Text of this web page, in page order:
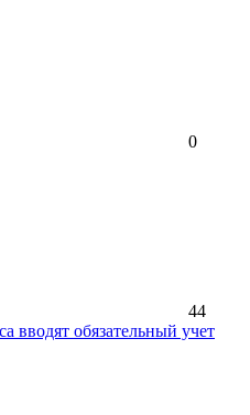
0
44
вводят обязательный учет